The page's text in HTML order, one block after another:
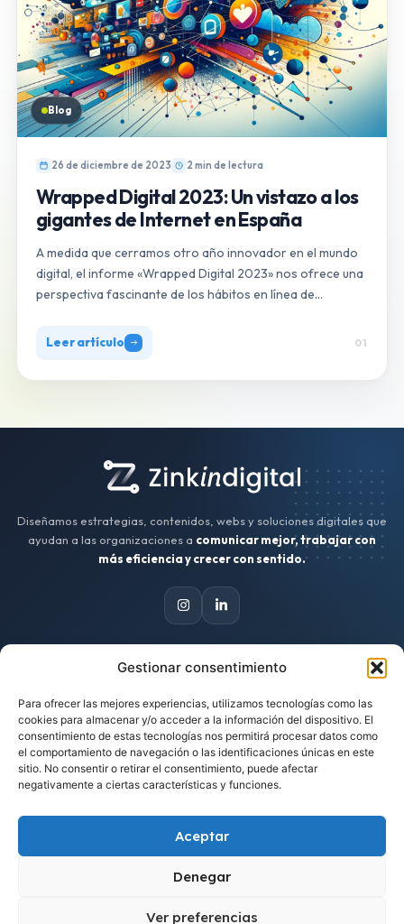
Gestionar consentimiento
Para ofrecer las mejores experiencias, utilizamos tecnologías como las
cookies para almacenar y/o acceder a la información del dispositivo. El
consentimiento de estas tecnologías nos permitirá procesar datos como
el comportamiento de navegación o las identificaciones únicas en este
sitio. No consentir o retirar el consentimiento, puede afectar
negativamente a ciertas características y funciones.
Aceptar
Denegar
Ver preferencias
Blog
26 de diciembre de 2023 2 min de lectura
Wrapped Digital 2023: Un vistazo a los
gigantes de Internet en España
A medida que cerramos otro año innovador en el mundo
digital, el informe «Wrapped Digital 2023» nos ofrece una
perspectiva fascinante de los hábitos en línea de…
Leer artículo 01
Diseñamos estrategias, contenidos, webs y soluciones digitales que
ayudan a las organizaciones a comunicar mejor, trabajar con
más eficiencia y crecer con sentido.
CONTACTO
Escríbenos
hola@zinkindigital.es
Trabajamos desde Asturias
Proyectos para clientes de cualquier lugar.
Solicitar una propuesta